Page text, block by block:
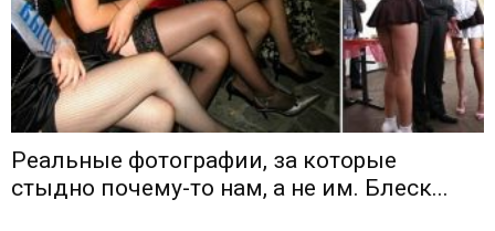
Реальные фотографии, за которые
стыдно почему-то нам, а не им. Блеск...